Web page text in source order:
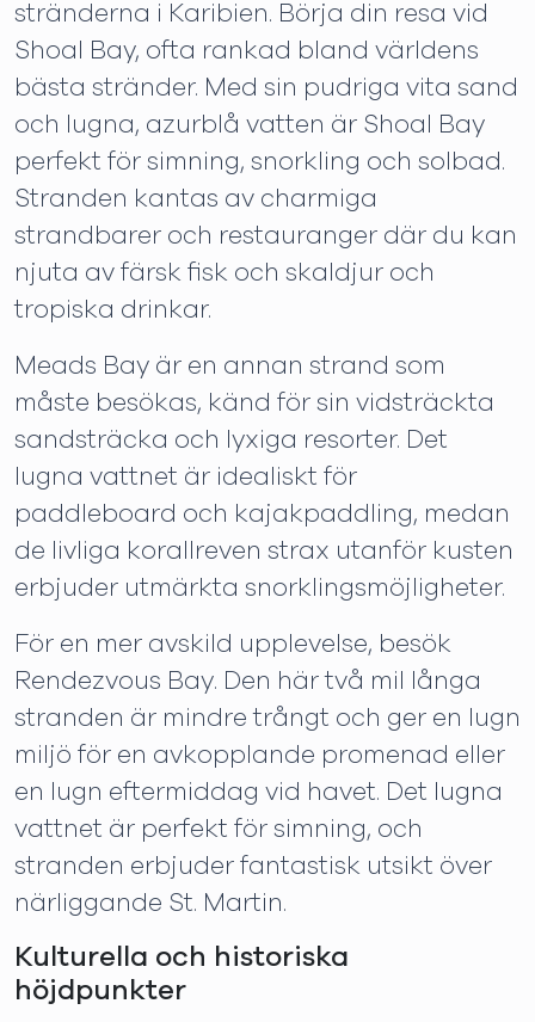
stränderna i Karibien. Börja din resa vid
Shoal Bay, ofta rankad bland världens
bästa stränder. Med sin pudriga vita sand
och lugna, azurblå vatten är Shoal Bay
perfekt för simning, snorkling och solbad.
Stranden kantas av charmiga
strandbarer och restauranger där du kan
njuta av färsk fisk och skaldjur och
tropiska drinkar.
Meads Bay är en annan strand som
måste besökas, känd för sin vidsträckta
sandsträcka och lyxiga resorter. Det
lugna vattnet är idealiskt för
paddleboard och kajakpaddling, medan
de livliga korallreven strax utanför kusten
erbjuder utmärkta snorklingsmöjligheter.
För en mer avskild upplevelse, besök
Rendezvous Bay. Den här två mil långa
stranden är mindre trångt och ger en lugn
miljö för en avkopplande promenad eller
en lugn eftermiddag vid havet. Det lugna
vattnet är perfekt för simning, och
stranden erbjuder fantastisk utsikt över
närliggande St. Martin.
Kulturella och historiska
höjdpunkter